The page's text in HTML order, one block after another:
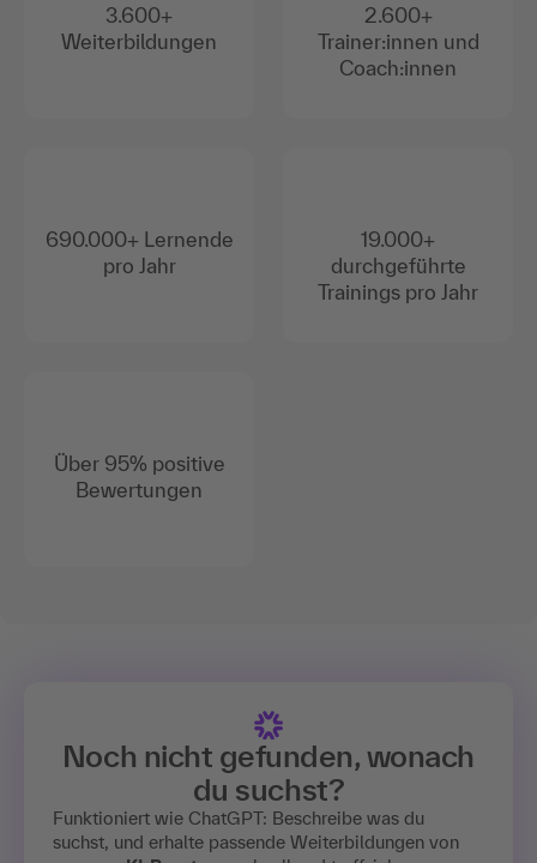
3.600+
Weiterbildungen
690.000+ Lernende
pro Jahr
Über 95% positive
Bewertungen
2.600+
Trainer:innen und
Coach:innen
19.000+
durchgeführte
Trainings pro Jahr
Noch nicht gefunden, wonach
du suchst?
Funktioniert wie ChatGPT: Beschreibe was du
suchst, und erhalte passende Weiterbildungen von